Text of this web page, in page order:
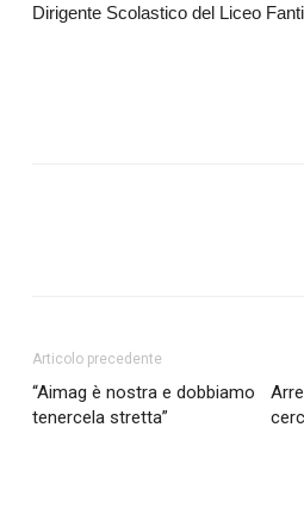
Dirigente Scolastico del Liceo
Articolo precedente
“Aimag è nostra e dobbiamo
tenercela stretta”